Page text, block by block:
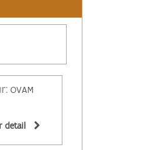
OVAM
detail